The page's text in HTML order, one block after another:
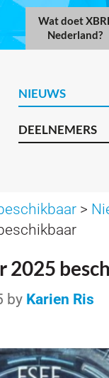
Wat doet
Nederland?
NIEUWS
DEELNEMERS
>
2025
by Karien Ris